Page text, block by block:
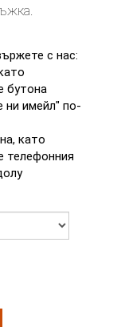
с нас:
бутона
ни имейл" по-
като
телефонния